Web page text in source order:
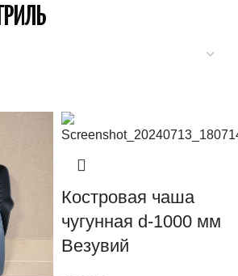
Костровая чаша
чугунная d-1000 мм
Везувий